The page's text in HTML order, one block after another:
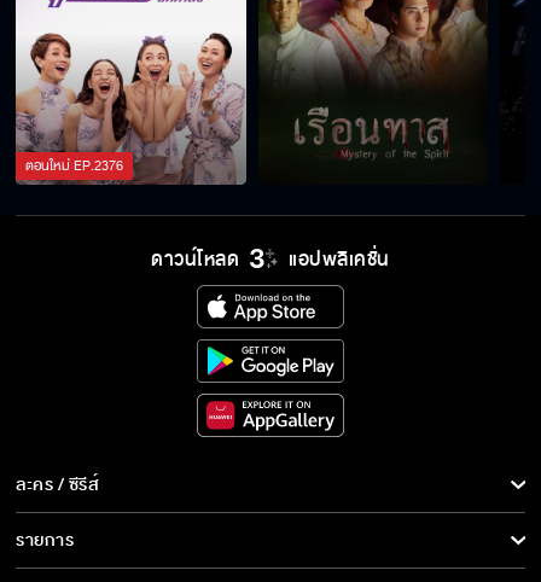
กรรมเกิดจากการกระทำ
เธอต้องลืมคนที่บ้านนั้นให้หมด
กูเกลียดมึง!!
ให้น้องได้อยู่รับใช้คุณพี่นะเจ้าคะ
ตอนใหม่EP.2376
ดาวน์โหลด แอปพลิเคชั่น
ละคร / ซีรีส์
ละคร/ซีรีส์
ซีรีส์นานาชาติ
รายการ
รายการทั้งหมด